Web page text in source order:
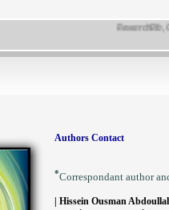
ResearchBib,
Authors Contact
*Correspondant author
| Hissein Ousman